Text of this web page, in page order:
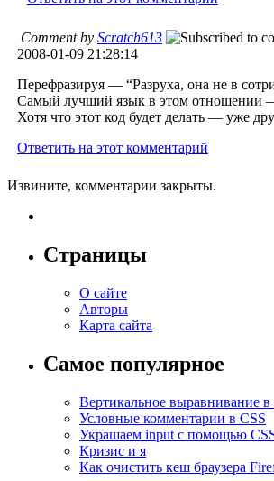
Comment by Scratch613
2008-01-09 21:28:14
Перефразируя — “Разруха, она не в
Самый лучший язык в этом отношении
Хотя что этот код будет делать — уже
Ответить на этот комментарий
Извините, комментарии закрыты.
Страницы
О сайте
Авторы
Карта сайта
Самое популярное
Вертикальное выравнивание в
Условные комментарии в CSS
Украшаем input с помощью
Кризис и я
Как очистить кеш браузера